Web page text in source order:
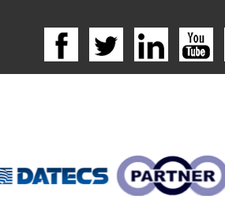
TERMENI LEGALI